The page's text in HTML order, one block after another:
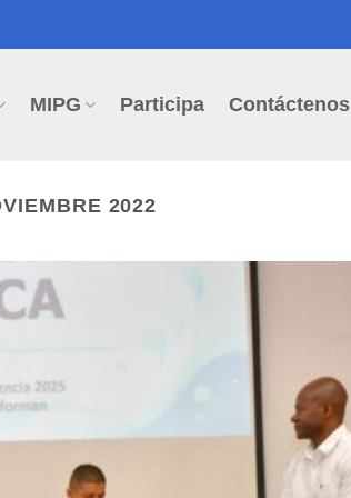
MIPG Participa Contáctenos
2022